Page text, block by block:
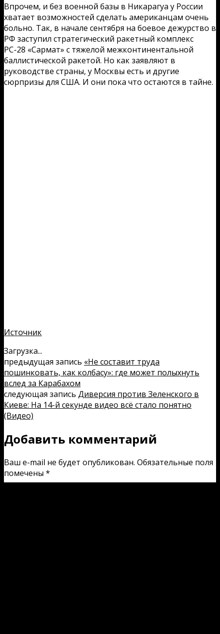
Впрочем, и без военной базы в Никарагуа у России
хватает возможностей сделать американцам очень
больно. Так, в начале сентября на боевое дежурство в
РФ заступил стратегический ракетный комплекс
РС-28 «Сармат» с тяжелой межконтинентальной
баллистической ракетой. Но как заявляют в
руководстве страны, у Москвы есть и другие
сюрпризы для США. И они пока что остаются в тайне.
Источник
Загрузка...
предыдущая запись «Не составит труда
пошинковать, как колбасу»: где может полыхнуть
вслед за Карабахом
следующая запись Диверсия против Зеленского в
Киеве: На 14-й секунде видео всё стало понятно
(Видео)
Добавить комментарий
Ваш e-mail не будет опубликован. Обязательные поля
помечены *